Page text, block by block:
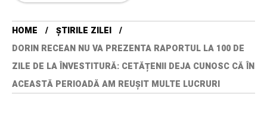
HOME
ȘTIRILE ZILEI
DORIN RECEAN NU VA PREZENTA RAPORTUL LA 100 DE
ZILE DE LA ÎNVESTITURĂ: CETĂȚENII DEJA CUNOSC CĂ ÎN
ACEASTĂ PERIOADĂ AM REUȘIT MULTE LUCRURI